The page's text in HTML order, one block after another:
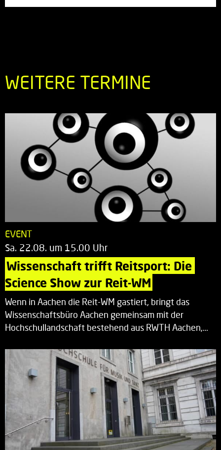
WEITERE TERMINE
EVENT
Sa. 22.08. um 15.00 Uhr
Wissenschaft trifft Reitsport: Die
Science Show zur Reit-WM
Wenn in Aachen die Reit-WM gastiert, bringt das
Wissenschaftsbüro Aachen gemeinsam mit der
Hochschullandschaft bestehend aus RWTH Aachen,…